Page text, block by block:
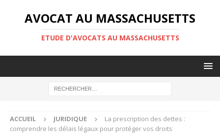
AVOCAT AU MASSACHUSETTS
ETUDE D'AVOCATS AU MASSACHUSETTS
ACCUEIL JURIDIQUE
La prescription des dettes :
comprendre les délais légaux pour protéger vos droits